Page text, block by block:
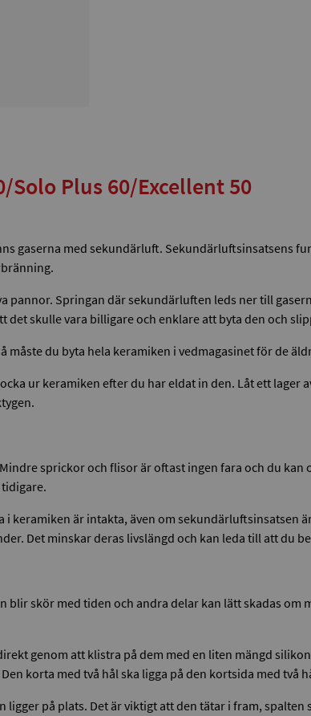
Plus 60/Excellent 50
gaserna med sekundärluft. Sekundärluftsinsatsens
pannor. Springan där sekundärluften leds ner till
skulle vara billigare och enklare att byta den och
du byta hela keramiken i vedmagasinet för de
ur keramiken efter du har eldat in den. Låt ett lager
sprickor och flisor är oftast ingen fara och du
keramiken är intakta, även om sekundärluftsinsatsen
Det minskar deras livslängd och kan leda till att du
skör med tiden och andra delar kan lätt skadas om
genom att klistra på dem med en liten mängd
korta med två hål ska ligga på den kortsida med två
på plats. Det är viktigt att den tätar i fram,